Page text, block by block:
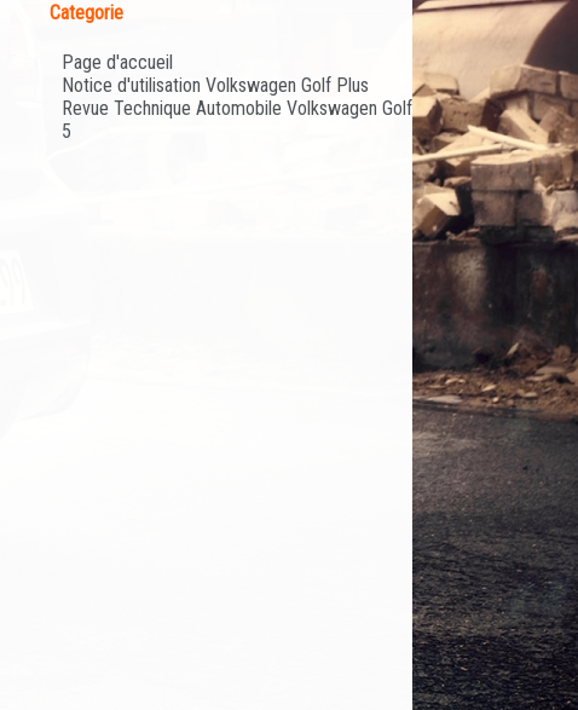
Categorie
Page d'accueil
Notice d'utilisation Volkswagen Golf Plus
Revue Technique Automobile Volkswagen Golf
5